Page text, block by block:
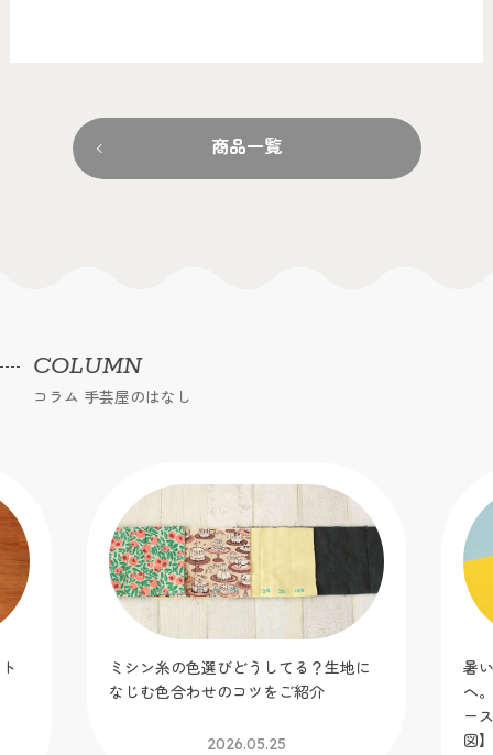
商品一覧
COLUMN
コラム 手芸屋のはなし
ミシン糸の色選びどうしてる？生地に
なじむ色合わせのコツをご紹介
2026.05.25
暑
へ
ー
図】